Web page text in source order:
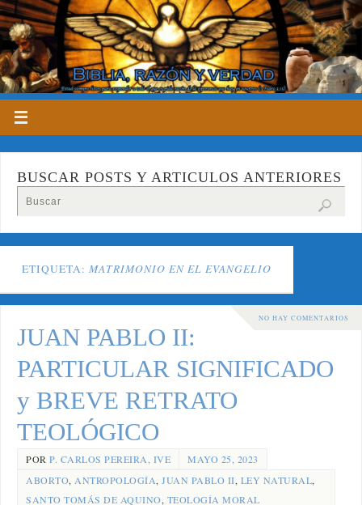
BUSCAR POSTS Y ARTICULOS ANTERIORES
ETIQUETA: MATRIMONIO EN EL EVANGELIO
NO HAY COMENTARIOS
JUAN PABLO II:
PARTICULAR SIGNIFICADO
y BREVE RETRATO
TEOLÓGICO
PORP. CARLOS PEREIRA, IVE
MAYO 25, 2023
ABORTO, ANTROPOLOGÍA,JUAN PABLO II, LEY NATURAL,
SANTO TOMÁS DE AQUINO, TEOLOGÍA MORAL